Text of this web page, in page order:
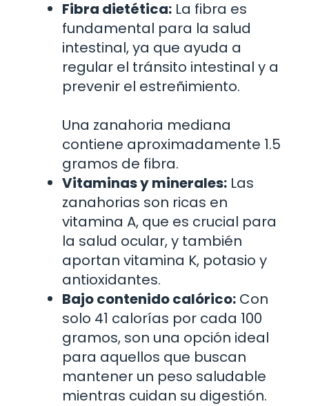
Fibra dietética: La fibra es
fundamental para la salud
intestinal, ya que ayuda a
regular el tránsito intestinal y a
prevenir el estreñimiento.
Una zanahoria mediana
contiene aproximadamente 1.5
gramos de fibra.
Vitaminas y minerales: Las
zanahorias son ricas en
vitamina A, que es crucial para
la salud ocular, y también
aportan vitamina K, potasio y
antioxidantes.
Bajo contenido calórico: Con
solo 41 calorías por cada 100
gramos, son una opción ideal
para aquellos que buscan
mantener un peso saludable
mientras cuidan su digestión.